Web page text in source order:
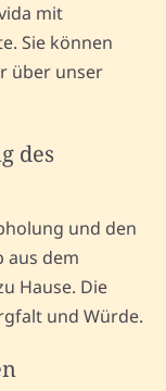
mit
Sie können
über unser
des
und den
aus dem
Hause. Die
und Würde.